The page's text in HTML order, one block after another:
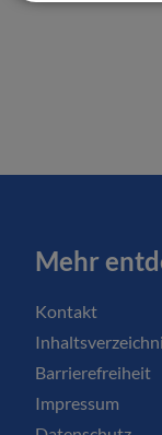
Mehr
Kontakt
Barrierefreiheit
Impressum